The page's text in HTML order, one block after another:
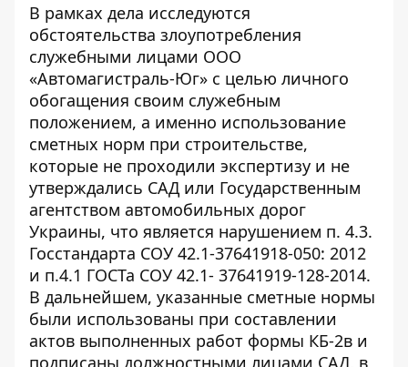
В рамках дела исследуются
обстоятельства злоупотребления
служебными лицами ООО
«Автомагистраль-Юг» с целью личного
обогащения своим служебным
положением, а именно использование
сметных норм при строительстве,
которые не проходили экспертизу и не
утверждались САД или Государственным
агентством автомобильных дорог
Украины, что является нарушением п. 4.3.
Госстандарта СОУ 42.1-37641918-050: 2012
и п.4.1 ГОСТа СОУ 42.1- 37641919-128-2014.
В дальнейшем, указанные сметные нормы
были использованы при составлении
актов выполненных работ формы КБ-2в и
подписаны должностными лицами САД, в